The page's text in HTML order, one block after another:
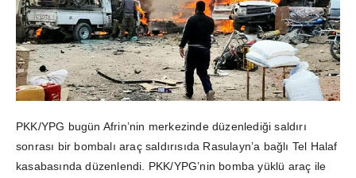
PKK/YPG bugün Afrin’nin merkezinde düzenlediği saldırı
sonrası bir bombalı araç saldırısıda Rasulayn’a bağlı Tel Halaf
kasabasında düzenlendi. PKK/YPG’nin bomba yüklü araç ile